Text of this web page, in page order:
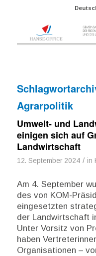
Agrarpolitik
Umwelt- und
einigen sich auf
Landwirtschaft
12. September 2024 / in
Am 4. September
des von KOM-
eingesetzten
der Landwirtschaft
Unter Vorsitz von
haben
Organisationen –